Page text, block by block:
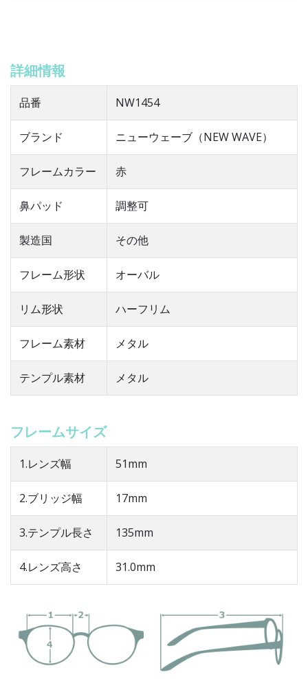
詳細情報
品番 NW1454
ブランド ニューウェーブ（NEW WAVE）
フレームカラー 赤
鼻パッド 調整可
製造国 その他
フレーム形状 オーバル
リム形状 ハーフリム
フレーム素材 メタル
テンプル素材 メタル
フレームサイズ
1.レンズ幅 51mm
2.ブリッジ幅 17mm
3.テンプル長さ 135mm
4.レンズ高さ 31.0mm